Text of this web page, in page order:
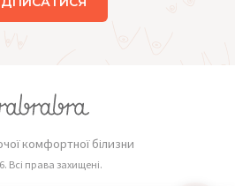
комфортної білизни
Всі права захищені.